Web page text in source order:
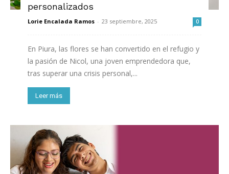
personalizados
Lorie Encalada Ramos - 23 septiembre, 2025 0
En Piura, las flores se han convertido en el refugio y
la pasión de Nicol, una joven emprendedora que,
tras superar una crisis personal,...
Leer más